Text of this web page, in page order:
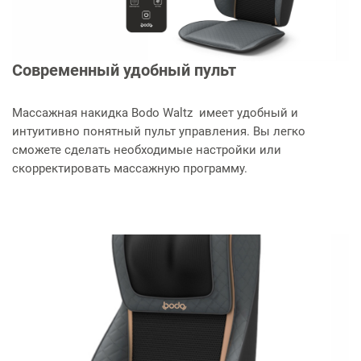
Современный удобный пульт
Массажная накидка Bodo Waltz имеет удобный и
интуитивно понятный пульт управления. Вы легко
сможете сделать необходимые настройки или
скорректировать массажную программу.